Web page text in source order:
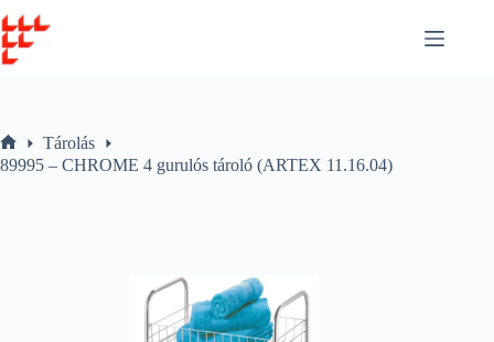
to
content
Home
Tárolás
89995 – CHROME 4 gurulós tároló (ARTEX 11.16.04)